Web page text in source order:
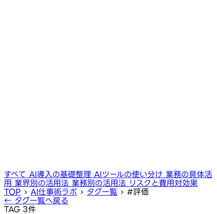
すべて AI導入の基礎整理 AIツールの使い分け 業務の具体活
用 業界別の活用法 業務別の活用法 リスクと費用対効果
TOP › AI仕事術ラボ › タグ一覧 › #評価
← タグ一覧へ戻る
TAG 3件